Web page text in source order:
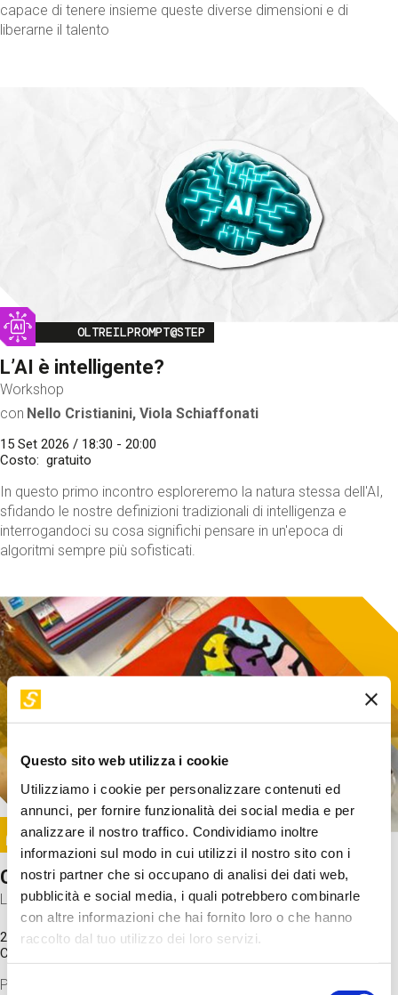
Questo sito web utilizza i cookie
Utilizziamo i cookie per personalizzare contenuti ed
annunci, per fornire funzionalità dei social media e per
analizzare il nostro traffico. Condividiamo inoltre
informazioni sul modo in cui utilizzi il nostro sito con i
nostri partner che si occupano di analisi dei dati web,
pubblicità e social media, i quali potrebbero combinarle
con altre informazioni che hai fornito loro o che hanno
raccolto dal tuo utilizzo dei loro servizi.
Selezione
capace di tenere insieme queste diverse dimensioni e di
liberarne il talento
Image
OLTREILPROMPT@STEP
L’AI è intelligente?
Workshop
con Nello Cristianini, Viola Schiaffonati
15 Set 2026 / 18:30 - 20:00
Costo
gratuito
In questo primo incontro esploreremo la natura stessa dell'AI,
sfidando le nostre definizioni tradizionali di intelligenza e
interrogandoci su cosa significhi pensare in un'epoca di
algoritmi sempre più sofisticati.
Image
SUNDAY@STEP
Come funziona il cervello?
Laboratorio
20 Set 2026 / 11:15 - 13:00
Costo
Proveremo a costruire un cervello in cartoncino cercando di